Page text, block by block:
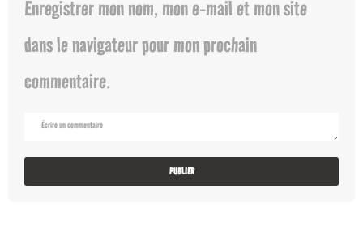
Enregistrer mon nom, mon e-mail et mon site
dans le navigateur pour mon prochain
commentaire.